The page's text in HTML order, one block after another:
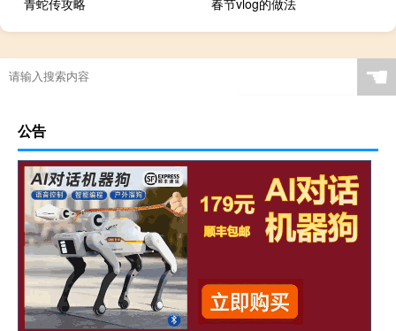
青蛇传攻略 春节vlog的做法
☚
公告